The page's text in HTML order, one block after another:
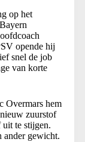
op het
opende hij
snel de job
van korte
Overmars hem
zuurstof
te stijgen.
ander gewicht.